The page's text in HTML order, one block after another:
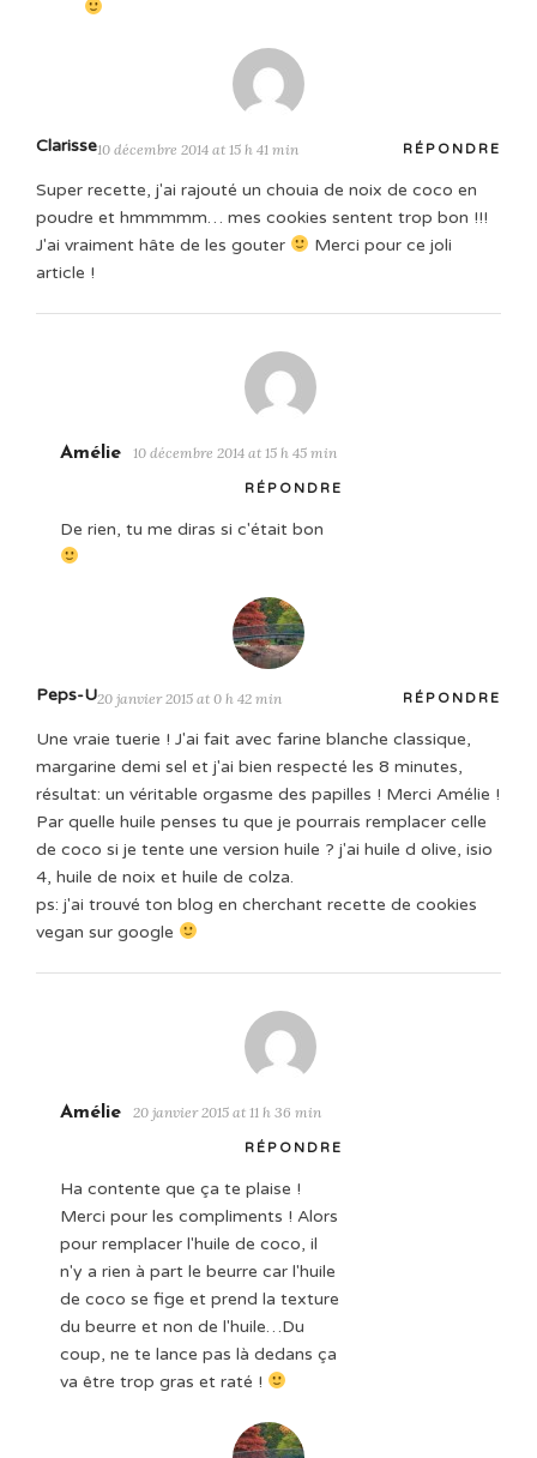
Clarisse10 décembre 2014 at 15 h 41 min RÉPONDRE
Super recette, j'ai rajouté un chouia de noix de coco en
poudre et hmmmmm… mes cookies sentent trop bon !!!
J'ai vraiment hâte de les gouter
Merci pour ce joli
article !
Amélie 10 décembre 2014 at 15 h 45 min
RÉPONDRE
De rien, tu me diras si c'était bon
Peps-U20 janvier 2015 at 0 h 42 min RÉPONDRE
Une vraie tuerie ! J'ai fait avec farine blanche classique,
margarine demi sel et j'ai bien respecté les 8 minutes,
résultat: un véritable orgasme des papilles ! Merci Amélie !
Par quelle huile penses tu que je pourrais remplacer celle
de coco si je tente une version huile ? j'ai huile d olive, isio
4, huile de noix et huile de colza.
ps: j'ai trouvé ton blog en cherchant recette de cookies
vegan sur google
Amélie 20 janvier 2015 at 11 h 36 min
RÉPONDRE
Ha contente que ça te plaise !
Merci pour les compliments ! Alors
pour remplacer l'huile de coco, il
n'y a rien à part le beurre car l'huile
de coco se fige et prend la texture
du beurre et non de l'huile…Du
coup, ne te lance pas là dedans ça
va être trop gras et raté !